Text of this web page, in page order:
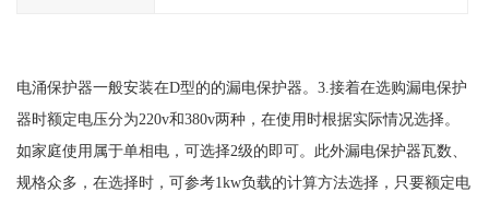
电涌保护器一般安装在D型的的漏电保护器。3.接着在选购漏电保护
器时额定电压分为220v和380v两种，在使用时根据实际情况选择。
如家庭使用属于单相电，可选择2级的即可。此外漏电保护器瓦数、
规格众多，在选择时，可参考1kw负载的计算方法选择，只要额定电